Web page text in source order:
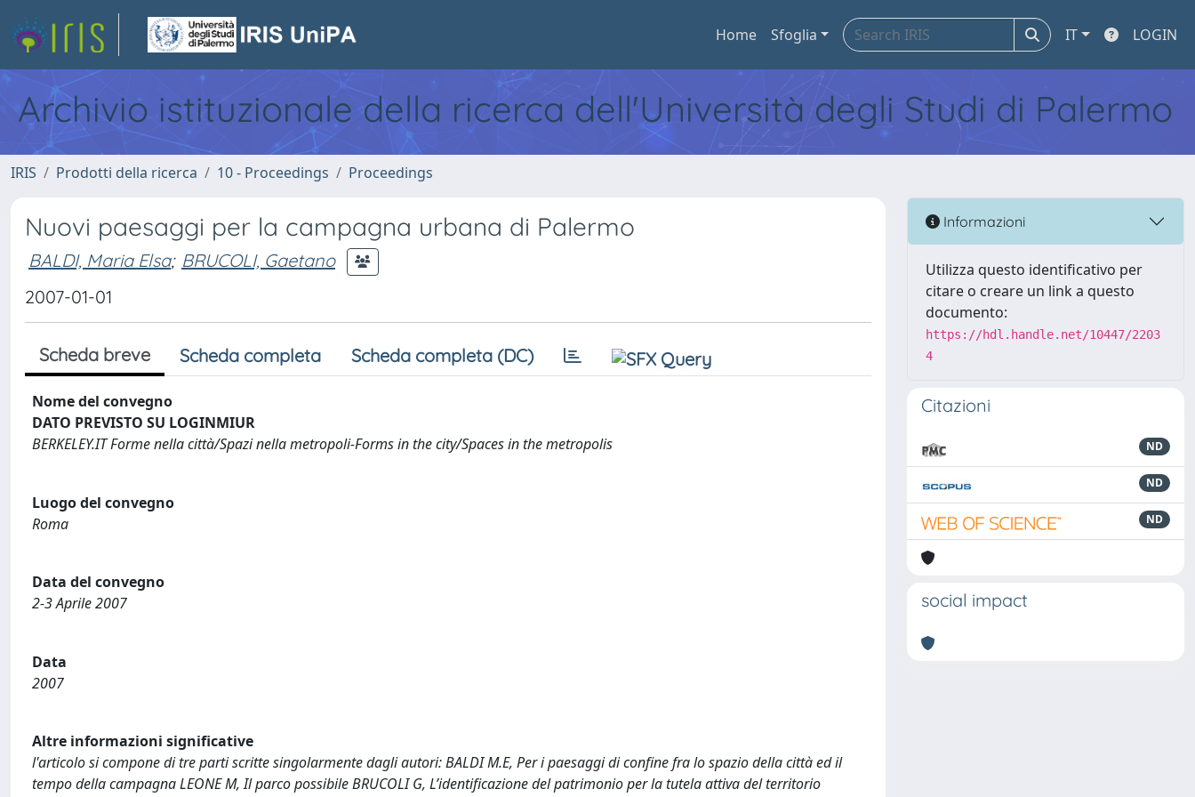
Home Sfoglia IT LOGIN
Archivio istituzionale della ricerca dell'Università degli Studi di Palermo
IRIS Prodotti della ricerca 10 - Proceedings Proceedings
Nuovi paesaggi per la campagna urbana di Palermo
BALDI, Maria Elsa; BRUCOLI, Gaetano
2007-01-01
Scheda breve Scheda completa Scheda completa (DC)
Nome del convegno
DATO PREVISTO SU LOGINMIUR
BERKELEY.IT Forme nella città/Spazi nella metropoli-Forms in the city/Spaces in the metropolis
Luogo del convegno
Roma
Data del convegno
2-3 Aprile 2007
Data
2007
Altre informazioni significative
l'articolo si compone di tre parti scritte singolarmente dagli autori: BALDI M.E, Per i paesaggi di confine fra lo spazio della città ed il
tempo della campagna LEONE M, Il parco possibile BRUCOLI G, L’identificazione del patrimonio per la tutela attiva del territorio
Informazioni
Utilizza questo identificativo per
citare o creare un link a questo
documento:
https://hdl.handle.net/10447/2203
4
Citazioni
ND
ND
ND
social impact